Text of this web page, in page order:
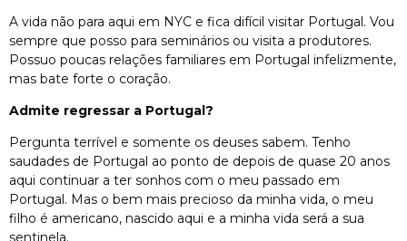
A vida não para aqui em NYC e fica difícil visitar Portugal. Vou
sempre que posso para seminários ou visita a produtores.
Possuo poucas relações familiares em Portugal infelizmente,
mas bate forte o coração.
Admite regressar a Portugal?
Pergunta terrível e somente os deuses sabem. Tenho
saudades de Portugal ao ponto de depois de quase 20 anos
aqui continuar a ter sonhos com o meu passado em
Portugal. Mas o bem mais precioso da minha vida, o meu
filho é americano, nascido aqui e a minha vida será a sua